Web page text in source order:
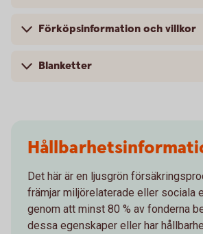
Förköpsinformation och villkor
Blanketter
Det här är en ljusgrön
främjar miljörelaterade eller sociala
genom att minst 80 % av fonderna
dessa egenskaper eller har